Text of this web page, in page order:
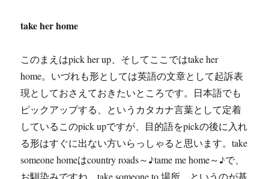
take her home
このまえはpick her up、そしてここではtake her
home。いづれも形としては英語の文章として起訴表
現としておさえておきたいところです。日本語でも
ピックアップする、というカタカナ言葉として定着
しているこのpick upですが、目的語をpickの後に入れ
る形はすぐに出ない方いらっしゃると思います。take
someone homeはcountry roads～♪tame me home～♪で、
お馴染みですね。take someone to 場所、というのが基